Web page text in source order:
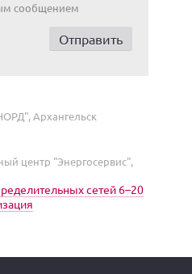
сообщением
Архангельск
центр "Энергосервис",
сетей 6–20